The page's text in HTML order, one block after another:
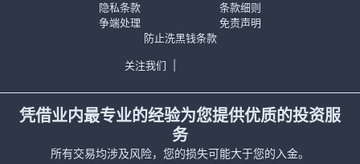
隐私条款
条款细则
争端处理
免责声明
防止洗黑钱条款
关注我们
凭借业内最专业的经验为您提供优质的投资服
务
所有交易均涉及风险，您的损失可能大于您的入金。